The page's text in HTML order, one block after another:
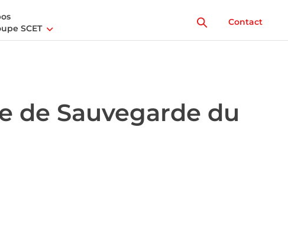
SCET
Contact
de Sauvegarde du